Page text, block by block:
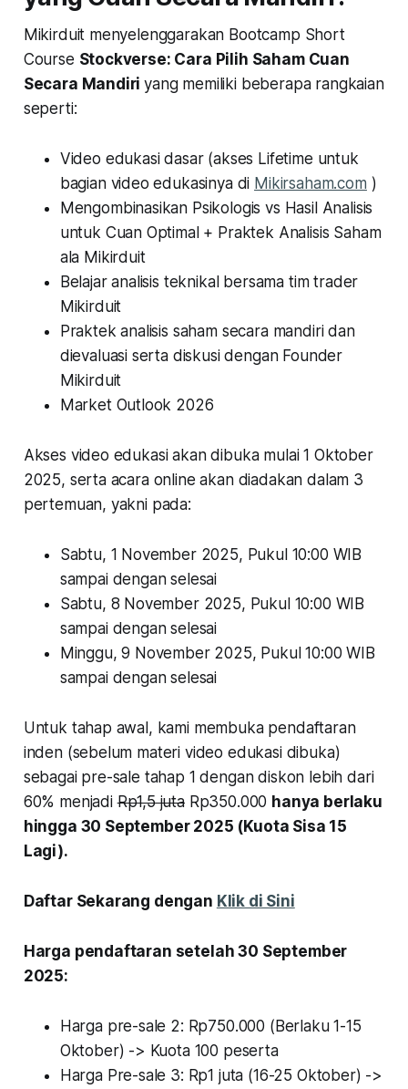
Mikirduit menyelenggarakan Bootcamp Short
Course Stockverse: Cara Pilih Saham Cuan
Secara Mandiri yang memiliki beberapa rangkaian
seperti:
Video edukasi dasar (akses Lifetime untuk
bagian video edukasinya di Mikirsaham.com )
Mengombinasikan Psikologis vs Hasil Analisis
untuk Cuan Optimal + Praktek Analisis Saham
ala Mikirduit
Belajar analisis teknikal bersama tim trader
Mikirduit
Praktek analisis saham secara mandiri dan
dievaluasi serta diskusi dengan Founder
Mikirduit
Market Outlook 2026
Akses video edukasi akan dibuka mulai 1 Oktober
2025, serta acara online akan diadakan dalam 3
pertemuan, yakni pada:
Sabtu, 1 November 2025, Pukul 10:00 WIB
sampai dengan selesai
Sabtu, 8 November 2025, Pukul 10:00 WIB
sampai dengan selesai
Minggu, 9 November 2025, Pukul 10:00 WIB
sampai dengan selesai
Untuk tahap awal, kami membuka pendaftaran
inden (sebelum materi video edukasi dibuka)
sebagai pre-sale tahap 1 dengan diskon lebih dari
60% menjadiRp1,5 jutaRp350.000 hanya berlaku
hingga 30 September 2025 (Kuota Sisa 15
Lagi).
Daftar Sekarang dengan Klik di Sini
Harga pendaftaran setelah 30 September
2025:
Harga pre-sale 2: Rp750.000 (Berlaku 1-15
Oktober) -> Kuota 100 peserta
Harga Pre-sale 3: Rp1 juta (16-25 Oktober) ->